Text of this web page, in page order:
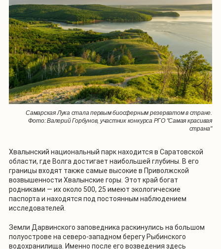
Самарская Лука стала первым биосферным резерватом в стране.
Фото: Валерий Горбунов, участник конкурса РГО "Самая красивая
страна"
Хвалынский национальный парк находится в Саратовской
области, где Волга достигает наибольшей глубины. В его
границы входят также самые высокие в Приволжской
возвышенности Хвалынские горы. Этот край богат
родниками — их около 500, 25 имеют экологические
паспорта и находятся под постоянным наблюдением
исследователей.
Земли Дарвинского заповедника раскинулись на большом
полуострове на северо-западном берегу Рыбинского
водохранилища. Именно после его возведения здесь